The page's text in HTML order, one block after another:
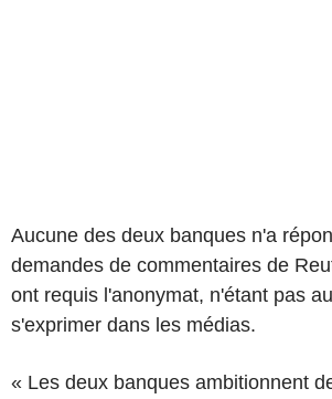
Aucune des deux banques n'a
demandes de commentaires de
ont requis l'anonymat, n'étant pas
s'exprimer dans les médias.
« Les deux banques ambitionnent